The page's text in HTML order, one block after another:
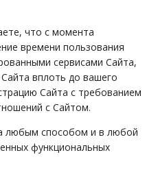
что с момента
времени пользования
сервисами Сайта,
вплоть до вашего
Сайта с требованием
с Сайтом.
любым способом и в любой
функциональных